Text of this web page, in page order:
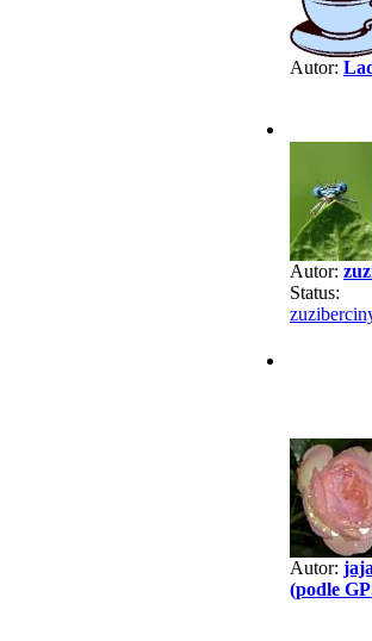
Autor:
Autor:
Status:
Autor:
(podle